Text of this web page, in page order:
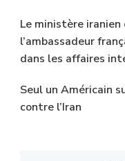
Le ministère
l’ambassadeur
dans les affaires
Seul un Américain
contre l’Iran